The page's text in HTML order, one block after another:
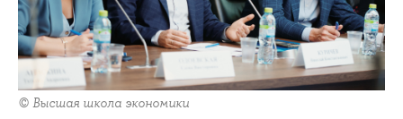
© Высшая школа экономики